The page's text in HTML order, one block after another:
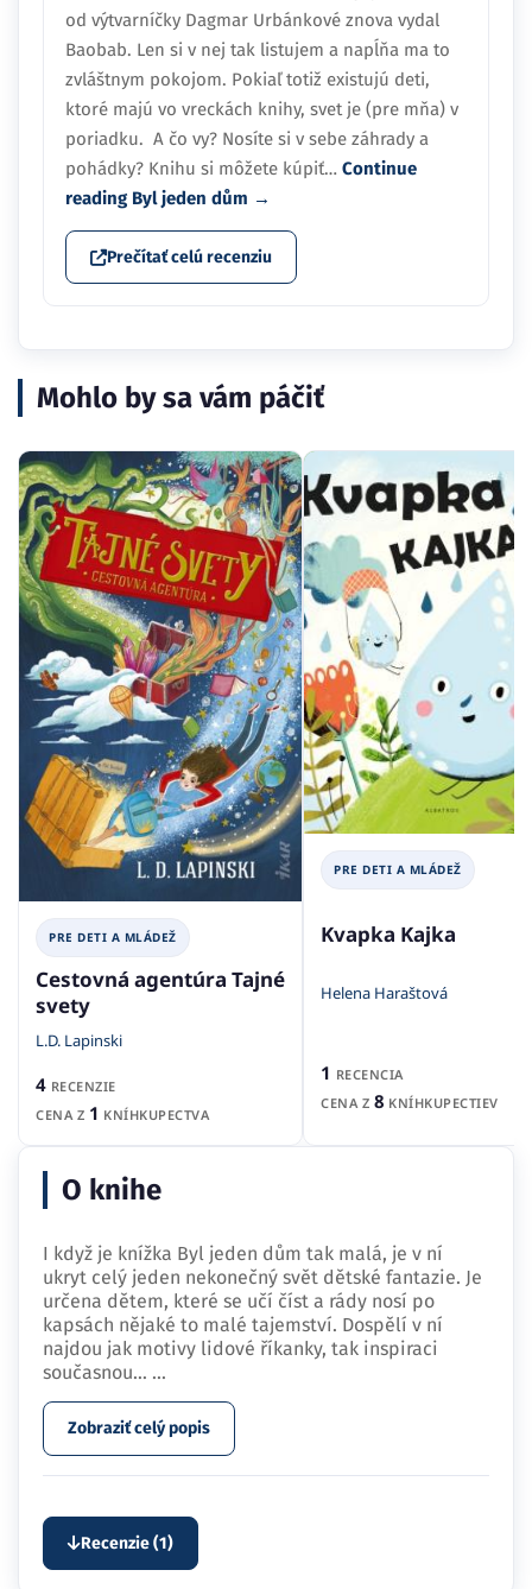
od výtvarníčky Dagmar Urbánkové znova vydal
Baobab. Len si v nej tak listujem a napĺňa ma to
zvláštnym pokojom. Pokiaľ totiž existujú deti,
ktoré majú vo vreckách knihy, svet je (pre mňa) v
poriadku. A čo vy? Nosíte si v sebe záhrady a
pohádky? Knihu si môžete kúpiť… Continue
reading Byl jeden dům →
Prečítať celú recenziu
Mohlo by sa vám páčiť
PRE DETI A MLÁDEŽ
Cestovná agentúra Tajné
svety
L.D. Lapinski
4 RECENZIE
CENA Z 1 KNÍHKUPECTVA
PRE DETI A MLÁDEŽ
Kvapka Kajka
Helena Haraštová
1 RECENCIA
CENA Z 8 KNÍHKUPECTIEV
O knihe
I když je knížka Byl jeden dům tak malá, je v ní
ukryt celý jeden nekonečný svět dětské fantazie. Je
určena dětem, které se učí číst a rády nosí po
kapsách nějaké to malé tajemství. Dospělí v ní
najdou jak motivy lidové říkanky, tak inspiraci
současnou… ...
Zobraziť celý popis
Recenzie (1)